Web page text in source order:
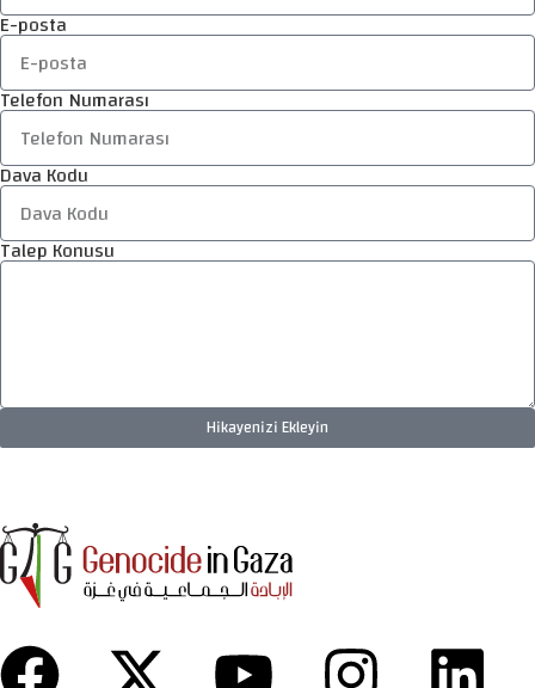
E-posta
Telefon Numarası
Dava Kodu
Talep Konusu
Hikayenizi Ekleyin